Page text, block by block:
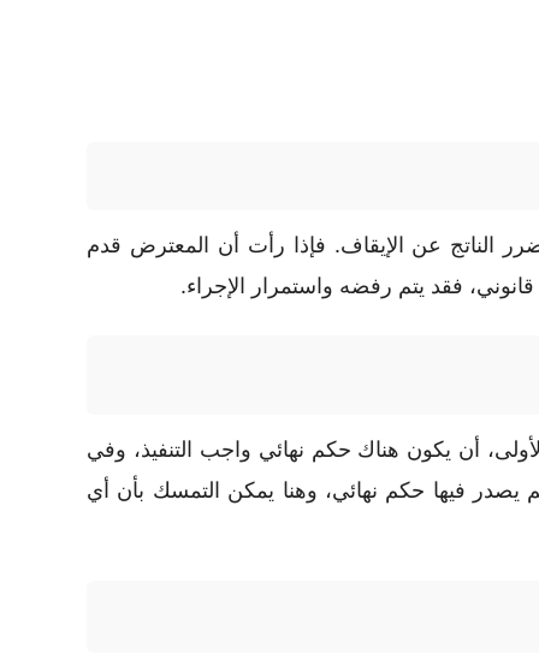
الناتج عن الإيقاف. فإذا رأت أن المعترض قدم
فقد يتم رفضه واستمرار الإجراء.
أن يكون هناك حكم نهائي واجب التنفيذ، وفي
لم يصدر فيها حكم نهائي، وهنا يمكن التمسك بأن أي